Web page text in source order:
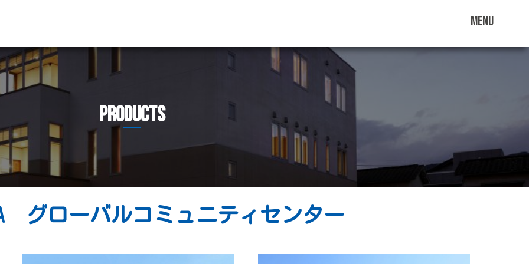
MENU
Products
グローバルコミュニティセンター